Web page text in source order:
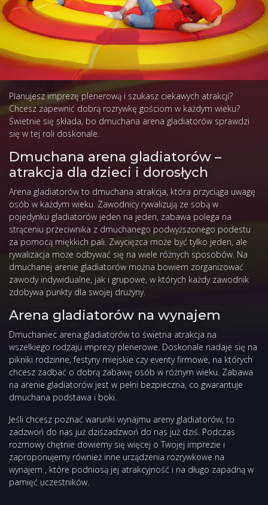
Planujesz imprezę plenerową i szukasz ciekawych atrakcji?
Chcesz zapewnić dobrą rozrywkę gościom w każdym wieku?
Świetnie się składa, bo dmuchana arena gladiatorów sprawdzi
się w tej roli doskonale.
Dmuchana arena gladiatorów –
atrakcja dla dzieci i dorosłych
Arena gladiatorów to dmuchana atrakcja, która przyciąga uwagę
osób w każdym wieku. Zawodnicy rywalizują ze sobą w
pojedynku gladiatorów jeden na jeden, zabawa polega na
strąceniu przeciwnika z dmuchanego podwyższonego podestu
za pomocą miękkich pali. Zwycięzca może być tylko jeden, ale
rywalizacja może odbywać się na wiele różnych sposobów. Na
dmuchanej arenie gladiatorów można bowiem zorganizować
zawody indywidualne, jak i grupowe, w których każdy zawodnik
zdobywa punkty dla swojej drużyny.
Arena gladiatorów na wynajem
Dmuchaniec arena gladiatorów to świetna atrakcja na
wszelkiego rodzaju imprezy plenerowe. Doskonale nadaje się na
pikniki rodzinne, festyny miejskie czy eventy firmowe, na których
chcesz zadbać o dobrą zabawę osób w różnym wieku. Zabawa
na arenie gladiatorów jest w pełni bezpieczna, co gwarantuje
dmuchana podstawa i boki.
Jeśli chcesz poznać warunki wynajmu areny gladiatorów, to
zadzwoń do nas już dziśzadzwoń do nas już dziś. Podczas
rozmowy chętnie dowiemy się więcej o Twojej imprezie i
zaproponujemy również inne urządzenia rozrywkowe na
wynajem , które podniosą jej atrakcyjność i na długo zapadną w
pamięć uczestników.